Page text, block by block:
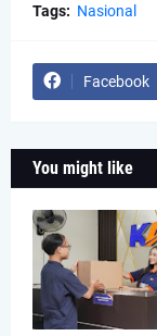
Tags: Nasional
Facebook
You might like